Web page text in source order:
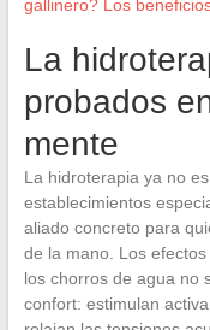
gallinero? Los
La
probados
mente
La hidroterapia ya no
establecimientos
aliado concreto para
de la mano. Los
los chorros de agua no
confort: estimulan